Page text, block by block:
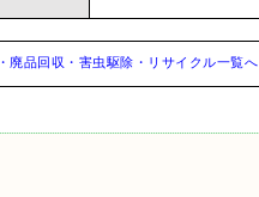
廃品回収・害虫駆除・リサイクル一覧へ